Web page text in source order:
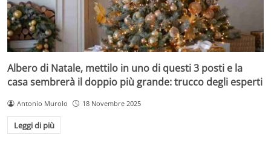
Albero di Natale, mettilo in uno di questi 3 posti e la
casa sembrerà il doppio più grande: trucco degli esperti
Antonio Murolo 18 Novembre 2025
Leggi di più